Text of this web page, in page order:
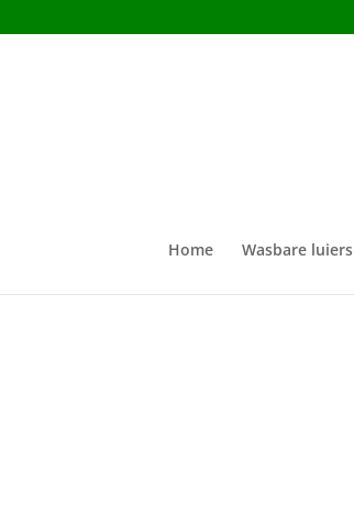
Home Wasbare luiers